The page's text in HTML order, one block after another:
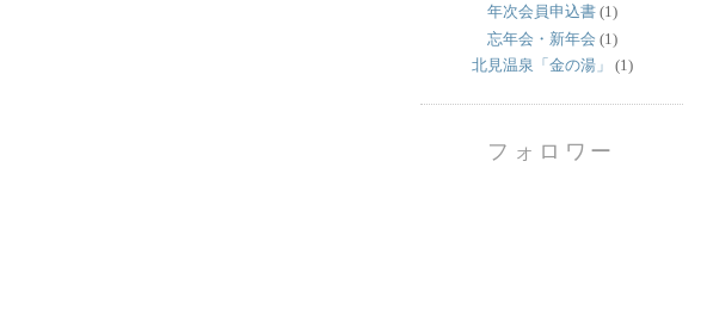
年次会員申込書 (1)
忘年会・新年会 (1)
北見温泉「金の湯」
(1)
フォロワー